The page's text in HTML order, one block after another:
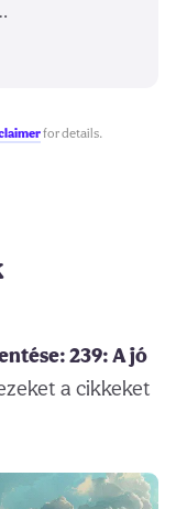
for details.
239: A jó
a cikkeket